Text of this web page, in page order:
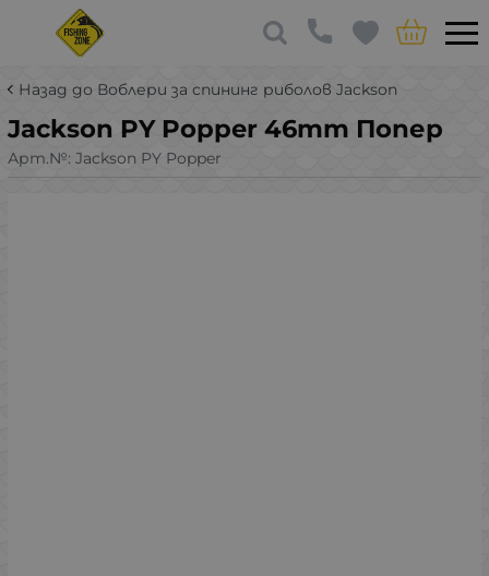
Назад до Воблери за спининг риболов Jackson
Jackson PY Popper 46mm Попер
Арт.№: Jackson PY Popper